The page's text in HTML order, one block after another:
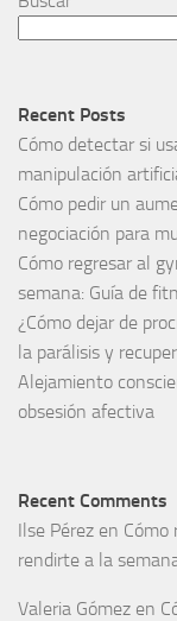
Recent Posts
Cómo detectar si
manipulación
Cómo pedir un
negociación para
Cómo regresar al
semana: Guía de
¿Cómo dejar de
la parálisis y
Alejamiento
obsesión afectiva
Recent Comments
Ilse Pérez en Cómo
rendirte a la
Valeria Gómez en